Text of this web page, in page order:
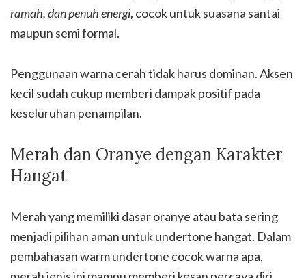
ramah, dan penuh energi, cocok untuk suasana santai
maupun semi formal.
Penggunaan warna cerah tidak harus dominan. Aksen
kecil sudah cukup memberi dampak positif pada
keseluruhan penampilan.
Merah dan Oranye dengan Karakter
Hangat
Merah yang memiliki dasar oranye atau bata sering
menjadi pilihan aman untuk undertone hangat. Dalam
pembahasan warm undertone cocok warna apa,